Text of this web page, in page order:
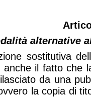
alternative
sostitutiva
anche il fatto
da una
la copia di